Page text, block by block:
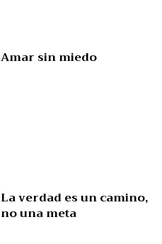
Amar sin miedo
La verdad es un camino,
no una meta